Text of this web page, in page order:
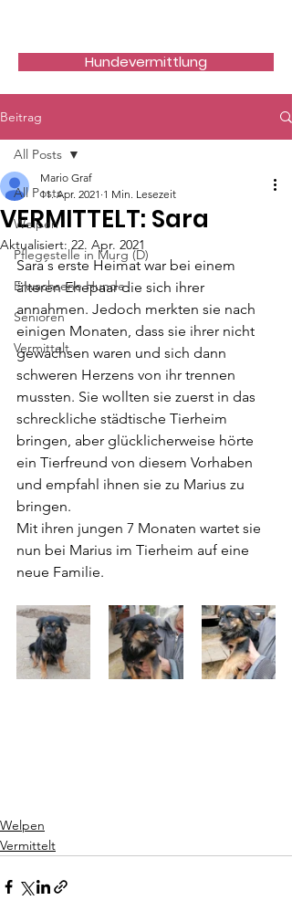
Hundevermittlung
Beitrag
All Posts
Welpen
Pflegestelle in Murg (D)
Erwachsene Hunde
Senioren
Vermittelt
All Posts
VERMITTELT: Sara
Mario Graf
11. Apr. 2021 1 Min. Lesezeit
Aktualisiert: 22. Apr. 2021
Sara´s erste Heimat war bei einem
älteren Ehepaar die sich ihrer
annahmen. Jedoch merkten sie nach
einigen Monaten, dass sie ihrer nicht
gewachsen waren und sich dann
schweren Herzens von ihr trennen
mussten. Sie wollten sie zuerst in das
schreckliche städtische Tierheim
bringen, aber glücklicherweise hörte
ein Tierfreund von diesem Vorhaben
und empfahl ihnen sie zu Marius zu
bringen.
Mit ihren jungen 7 Monaten wartet sie
nun bei Marius im Tierheim auf eine
neue Familie.
Welpen
Vermittelt